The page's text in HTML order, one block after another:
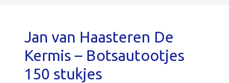
Jan van Haasteren De
Kermis – Botsautootjes
150 stukjes